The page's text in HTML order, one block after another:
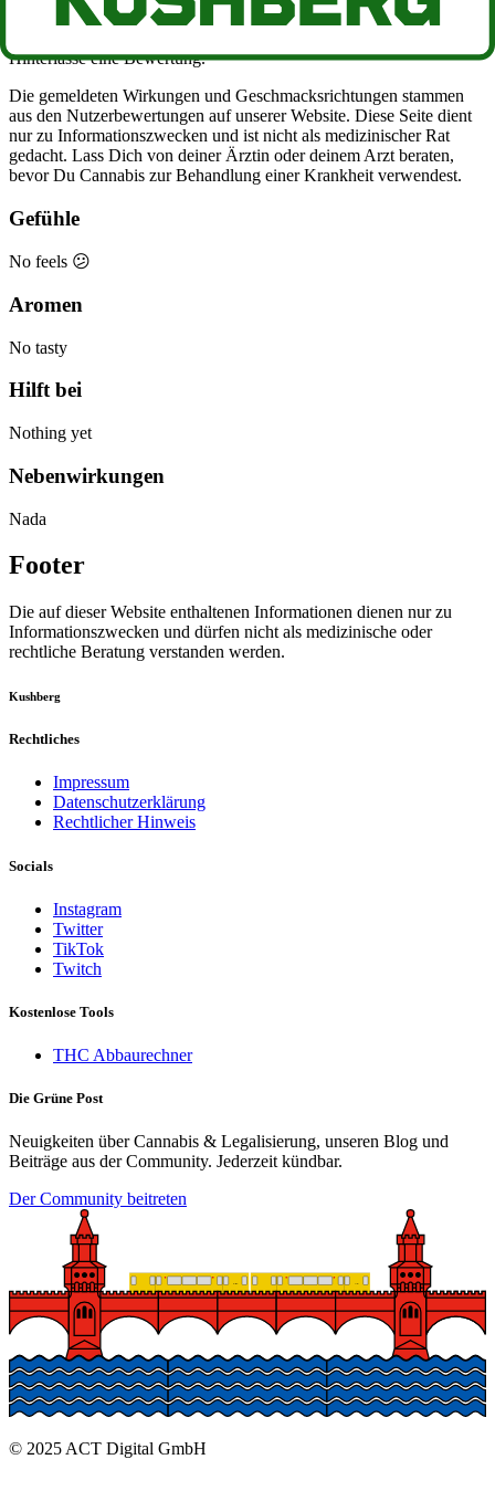
Wenn Du diese Sorte, Pineapple Twist, schon einmal geraucht,
Hinterlasse eine Bewertung.
Die gemeldeten Wirkungen und Geschmacksrichtungen stammen
aus den Nutzerbewertungen auf unserer Website. Diese Seite dient
nur zu Informationszwecken und ist nicht als medizinischer Rat
gedacht. Lass Dich von deiner Ärztin oder deinem Arzt beraten,
bevor Du Cannabis zur Behandlung einer Krankheit verwendest.
Gefühle
No feels 😕
Aromen
No tasty
Hilft bei
Nothing yet
Nebenwirkungen
Nada
Footer
Die auf dieser Website enthaltenen Informationen dienen nur zu
Informationszwecken und dürfen nicht als medizinische oder
rechtliche Beratung verstanden werden.
Kushberg
Rechtliches
Impressum
Datenschutzerklärung
Rechtlicher Hinweis
Socials
Instagram
Twitter
TikTok
Twitch
Kostenlose Tools
THC Abbaurechner
Die Grüne Post
Neuigkeiten über Cannabis & Legalisierung, unseren Blog und
Beiträge aus der Community. Jederzeit kündbar.
Der Community beitreten
© 2025 ACT Digital GmbH